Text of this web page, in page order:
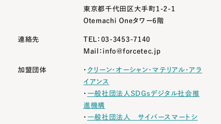
東京都千代田区大手町1-2-1
Otemachi Oneタワー6階
連絡先
TEL：03-3453-7140
Mail：info@forcetec.jp
加盟団体 ・ クリーン・オーシャン・マテリアル・アラ
イアンス
・ 一般社団法人SDGsデジタル社会推
進機構
・ 一般社団法人 サイバースマートシ